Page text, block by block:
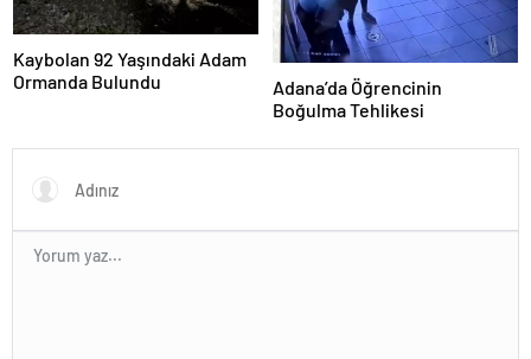
Kaybolan 92 Yaşındaki Adam
Ormanda Bulundu
Adana’da Öğrencinin
Boğulma Tehlikesi